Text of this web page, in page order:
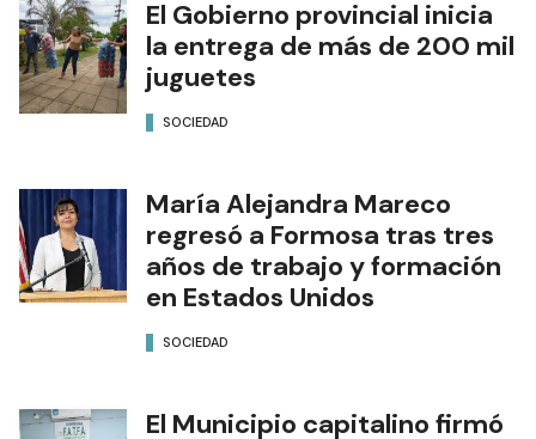
El Gobierno provincial inicia
la entrega de más de 200 mil
juguetes
SOCIEDAD
María Alejandra Mareco
regresó a Formosa tras tres
años de trabajo y formación
en Estados Unidos
SOCIEDAD
El Municipio capitalino firmó